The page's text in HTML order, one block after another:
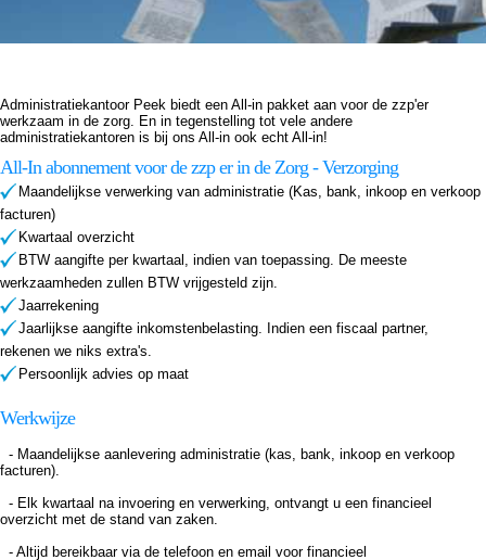
Administratiekantoor Peek biedt een All-in pakket aan voor de zzp'er
werkzaam in de zorg. En in tegenstelling tot vele andere
administratiekantoren is bij ons All-in ook echt All-in!
All-In abonnement voor de zzp er in de Zorg - Verzorging
Maandelijkse verwerking van administratie (Kas, bank, inkoop en verkoop
facturen)
Kwartaal overzicht
BTW aangifte per kwartaal, indien van toepassing. De meeste
werkzaamheden zullen BTW vrijgesteld zijn.
Jaarrekening
Jaarlijkse aangifte inkomstenbelasting. Indien een fiscaal partner,
rekenen we niks extra's.
Persoonlijk advies op maat
Werkwijze
- Maandelijkse aanlevering administratie (kas, bank, inkoop en verkoop
facturen).
- Elk kwartaal na invoering en verwerking, ontvangt u een financieel
overzicht met de stand van zaken.
- Altijd bereikbaar via de telefoon en email voor financieel